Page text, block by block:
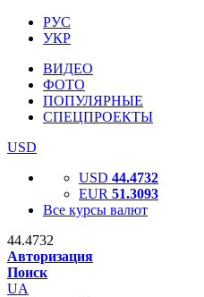
РУС
УКР
ВИДЕО
ФОТО
ПОПУЛЯРНЫЕ
СПЕЦПРОЕКТЫ
USD
USD 44.4732
EUR 51.3093
Все курсы валют
44.4732
Авторизация
Поиск
UA